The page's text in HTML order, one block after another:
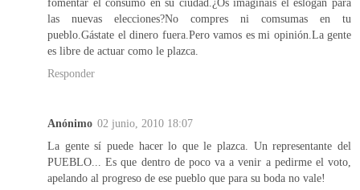
las nuevas elecciones?No compres ni comsumas en tu
pueblo.Gástate el dinero fuera.Pero vamos es mi opinión.La gente
es libre de actuar como le plazca.
Responder
Anónimo 02 junio, 2010 18:07
La gente sí puede hacer lo que le plazca. Un representante del
PUEBLO... Es que dentro de poco va a venir a pedirme el voto,
apelando al progreso de ese pueblo que para su boda no vale!